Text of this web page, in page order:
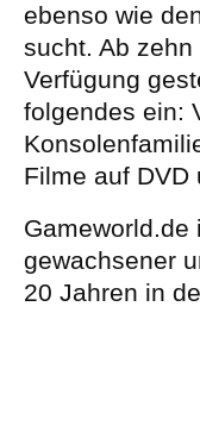
ebenso wie
sucht. Ab
Verfügung
folgendes ein:
Filme auf DVD
Gameworld.de
gewachsener
20 Jahren in